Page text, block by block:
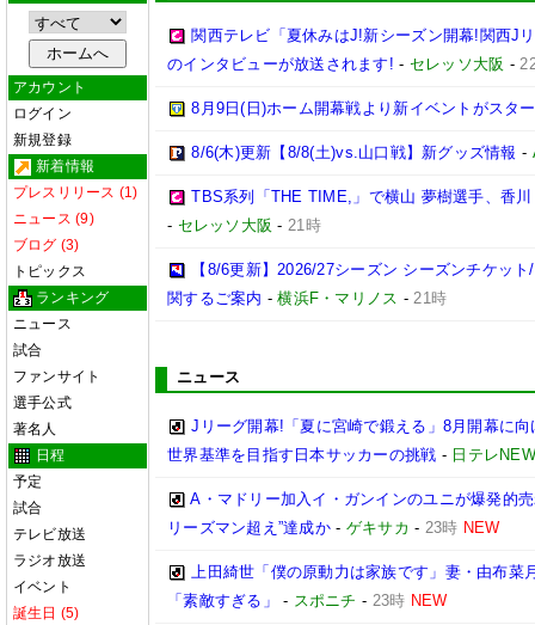
アカウント
ログイン
新規登録
新着情報
プレスリリース (1)
ニュース (9)
ブログ (3)
トピックス
ランキング
ニュース
試合
ファンサイト
選手公式
著名人
日程
予定
試合
テレビ放送
ラジオ放送
イベント
誕生日 (5)
関西テレビ「夏休みはJ!新シーズン開幕!関西J
のインタビューが放送されます! - セレッソ大阪 -
8月9日(日)ホーム開幕戦より新イベントがスタ
8/6(木)更新【8/8(土)vs.山口戦】新グッズ情報 -
TBS系列「THE TIME,」で横山 夢樹選手、香
- セレッソ大阪 - 21時
【8/6更新】2026/27シーズン シーズンチケッ
関するご案内 -横浜F・マリノス -21時
ニュース
Jリーグ開幕!「夏に宮崎で鍛える」8月開幕に
世界基準を目指す日本サッカーの挑戦 - 日テレ
A・マドリー加入イ・ガンインのユニが爆発的
リーズマン超え”達成か- ゲキサカ - 23時 NEW
上田綺世「僕の原動力は家族です」妻・由布菜
「素敵すぎる」
- スポニチ - 23時 NEW